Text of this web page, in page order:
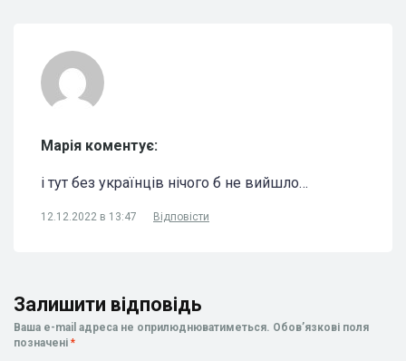
Марія коментує:
і тут без українців нічого б не вийшло…
12.12.2022 в 13:47 Відповісти
Залишити відповідь
Ваша e-mail адреса не оприлюднюватиметься. Обов’язкові поля
позначені *